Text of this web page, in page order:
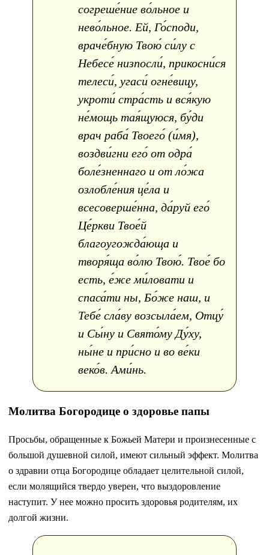
согреше́ние во́льное и
нево́льное. Ей, Го́споди,
враче́бную Твою́ си́лу с
Небесе́ низпосли́, прикосни́ся
телеси́, угаси́ огне́вицу,
укроти́ стра́сть и вся́кую
не́мощь тая́щуюся, бу́ди
врач раба́ Твоего́ (и́мя),
воздви́гни его́ от одра́
боле́зненнаго и от ло́жа
озлобле́ния це́ла и
всесоверше́нна, да́руй его́
Це́ркви Твое́й
благоугожда́юща и
творя́ща во́лю Твою́. Твое́ бо
есть, е́же ми́ловати и
спаса́ти ны, Бо́же наш, и
Тебе́ сла́ву возсыла́ем, Отцу́
и Сы́ну и Свято́му Ду́ху,
ны́не и при́сно и во ве́ки
веко́в. Ами́нь.
Молитва Богородице о здоровье папы
Просьбы, обращенные к Божьей Матери и произнесенные с
большой душевной силой, имеют сильный эффект. Молитва
о здравии отца Богородице обладает целительной силой,
если молящийся твердо уверен, что выздоровление
наступит. У нее можно просить здоровья родителям, их
долгой жизни.